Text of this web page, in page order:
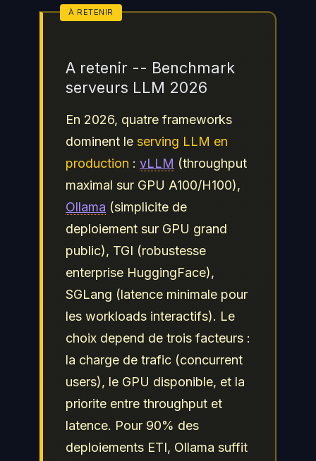
A retenir -- Benchmark
serveurs LLM 2026
En 2026, quatre frameworks
dominent le serving LLM en
production : vLLM (throughput
maximal sur GPU A100/H100),
Ollama (simplicite de
deploiement sur GPU grand
public), TGI (robustesse
enterprise HuggingFace),
SGLang (latence minimale pour
les workloads interactifs). Le
choix depend de trois facteurs :
la charge de trafic (concurrent
users), le GPU disponible, et la
priorite entre throughput et
latence. Pour 90% des
deploiements ETI, Ollama suffit